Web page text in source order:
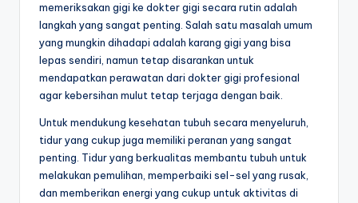
memeriksakan gigi ke dokter gigi secara rutin adalah
langkah yang sangat penting. Salah satu masalah umum
yang mungkin dihadapi adalah karang gigi yang bisa
lepas sendiri, namun tetap disarankan untuk
mendapatkan perawatan dari dokter gigi profesional
agar kebersihan mulut tetap terjaga dengan baik.
Untuk mendukung kesehatan tubuh secara menyeluruh,
tidur yang cukup juga memiliki peranan yang sangat
penting. Tidur yang berkualitas membantu tubuh untuk
melakukan pemulihan, memperbaiki sel-sel yang rusak,
dan memberikan energi yang cukup untuk aktivitas di